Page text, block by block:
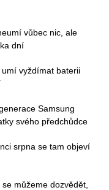
vůbec nic, ale
dní
vyždímat baterii
Samsung
svého předchůdce
srpna se tam objeví
můžeme dozvědět,